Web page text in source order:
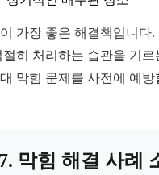
가장 좋은 해결책입니다
절히 처리하는 습관을 기
막힘 문제를 사전에 예방
막힘 해결 사례